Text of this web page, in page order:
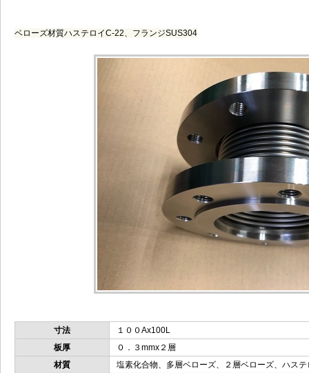
ベローズ材質ハステロイC-22、フランジSUS304
寸法
１００Ax100L
板厚
０．３mmx２層
材質
塩素化合物、多層ベローズ、２層ベローズ、ハス